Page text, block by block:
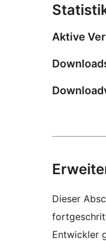
Aktive
Dieser
Entwickler